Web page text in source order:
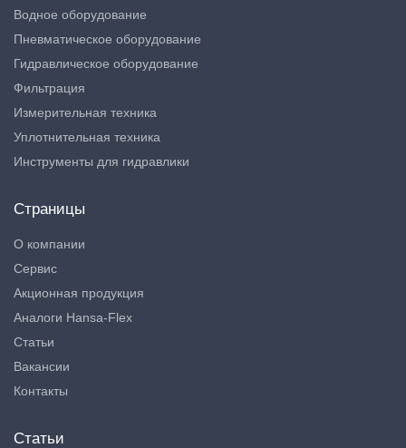
Водное оборудование
Пневматическое оборудование
Гидравлическое оборудование
Фильтрация
Измерительная техника
Уплотнительная техника
Инструменты для гидравлики
Страницы
О компании
Сервис
Акционная продукция
Аналоги Hansa-Flex
Статьи
Вакансии
Контакты
Статьи